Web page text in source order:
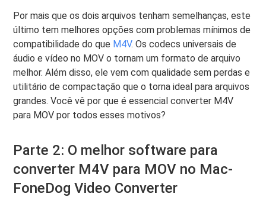
Por mais que os dois arquivos tenham semelhanças, este
último tem melhores opções com problemas mínimos de
compatibilidade do que M4V. Os codecs universais de
áudio e vídeo no MOV o tornam um formato de arquivo
melhor. Além disso, ele vem com qualidade sem perdas e
utilitário de compactação que o torna ideal para arquivos
grandes. Você vê por que é essencial converter M4V
para MOV por todos esses motivos?
Parte 2: O melhor software para
converter M4V para MOV no Mac-
FoneDog Video Converter